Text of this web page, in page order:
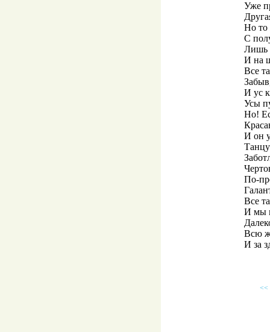
Уже
Но то
С
Лишь
И на
Все
И ус
Усы
Но!
И он
По-
Все
И мы
Всю
И за
<<